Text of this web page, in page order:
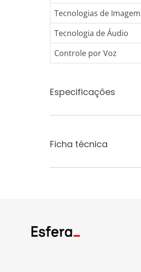
Tecnologias de Imagem
Tecnologia de Áudio
Controle por Voz
Especificações
Ficha técnica